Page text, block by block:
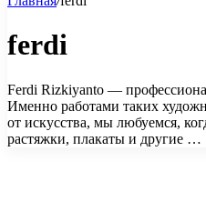
ferdi
Ferdi Rizkiyanto —
Именно работами таких
от искусства, мы любуемся,
растяжки, плакаты и другие …